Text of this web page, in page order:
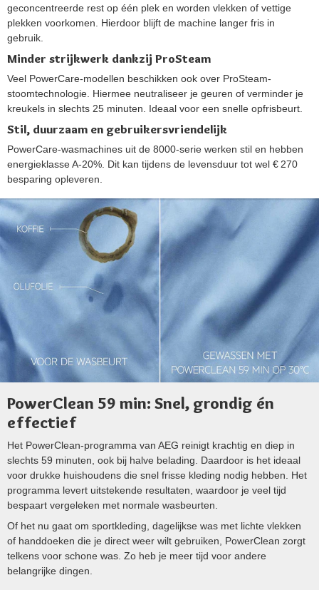
geconcentreerde rest op één plek en worden vlekken of vettige
plekken voorkomen. Hierdoor blijft de machine langer fris in
gebruik.
Minder strijkwerk dankzij ProSteam
Veel PowerCare-modellen beschikken ook over ProSteam-
stoomtechnologie. Hiermee neutraliseer je geuren of verminder je
kreukels in slechts 25 minuten. Ideaal voor een snelle opfrisbeurt.
Stil, duurzaam en gebruikersvriendelijk
PowerCare-wasmachines uit de 8000-serie werken stil en hebben
energieklasse A‑20%. Dit kan tijdens de levensduur tot wel € 270
besparing opleveren.
PowerClean 59 min: Snel, grondig én
effectief
Het PowerClean-programma van AEG reinigt krachtig en diep in
slechts 59 minuten, ook bij halve belading. Daardoor is het ideaal
voor drukke huishoudens die snel frisse kleding nodig hebben. Het
programma levert uitstekende resultaten, waardoor je veel tijd
bespaart vergeleken met normale wasbeurten.
Of het nu gaat om sportkleding, dagelijkse was met lichte vlekken
of handdoeken die je direct weer wilt gebruiken, PowerClean zorgt
telkens voor schone was. Zo heb je meer tijd voor andere
belangrijke dingen.